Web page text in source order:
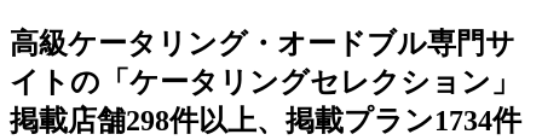
高級ケータリング・オードブル専門サ
イトの「ケータリングセレクション」
掲載店舗298件以上、掲載プラン1734件